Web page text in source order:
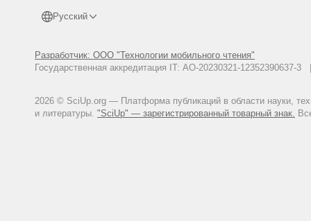
Русский
Разработчик: ООО "Технологии мобильного чтения"
Государственная аккредитация IT: АО-20230321-
2026 © SciUp.org — Платформа публикаций в области науки,
и литературы. "SciUp" — зарегистрированный товарный знак.